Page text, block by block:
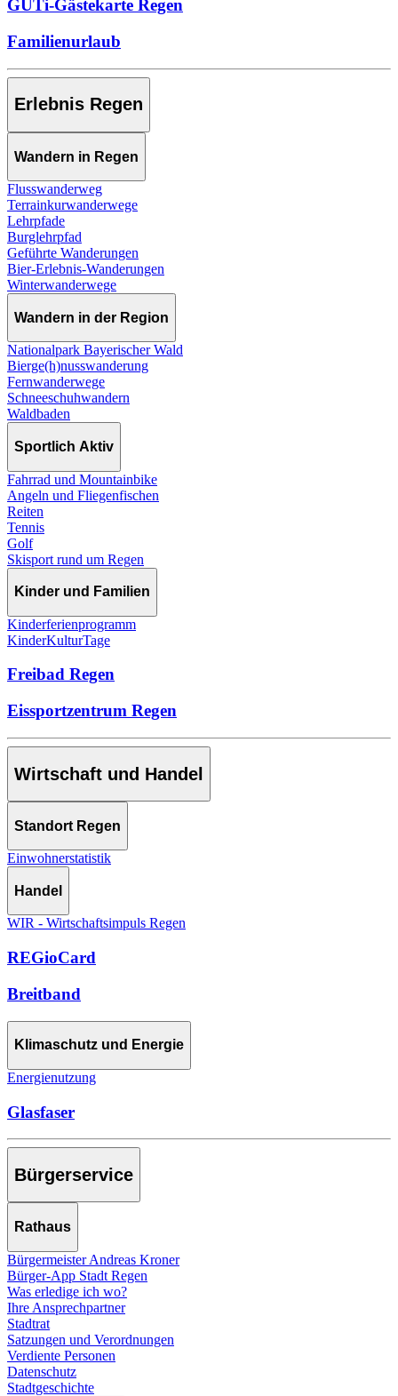
GUTi-Gästekarte Regen
Familienurlaub
Erlebnis Regen
Wandern in Regen
Flusswanderweg
Terrainkurwanderwege
Lehrpfade
Burglehrpfad
Geführte Wanderungen
Bier-Erlebnis-Wanderungen
Winterwanderwege
Wandern in der Region
Nationalpark Bayerischer Wald
Bierge(h)nusswanderung
Fernwanderwege
Schneeschuhwandern
Waldbaden
Sportlich Aktiv
Fahrrad und Mountainbike
Angeln und Fliegenfischen
Reiten
Tennis
Golf
Skisport rund um Regen
Kinder und Familien
Kinderferienprogramm
KinderKulturTage
Freibad Regen
Eissportzentrum Regen
Wirtschaft und Handel
Standort Regen
Einwohnerstatistik
Handel
WIR - Wirtschaftsimpuls Regen
REGioCard
Breitband
Klimaschutz und Energie
Energienutzung
Glasfaser
Bürgerservice
Rathaus
Bürgermeister Andreas Kroner
Bürger-App Stadt Regen
Was erledige ich wo?
Ihre Ansprechpartner
Stadtrat
Satzungen und Verordnungen
Verdiente Personen
Datenschutz
Stadtgeschichte